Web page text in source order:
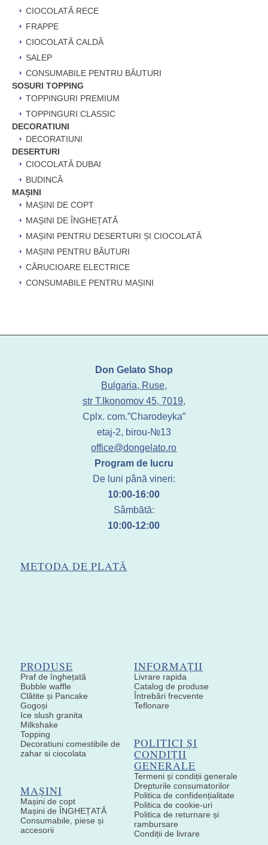
CIOCOLATĂ RECE
FRAPPE
CIOCOLATĂ CALDĂ
SALEP
CONSUMABILE PENTRU BĂUTURI
SOSURI TOPPING
TOPPINGURI PREMIUM
TOPPINGURI CLASSIC
DECORATIUNI
DECORATIUNI
DESERTURI
CIOCOLATĂ DUBAI
BUDINCĂ
MAȘINI
MAȘINI DE COPT
MAȘINI DE ÎNGHEȚATĂ
MAȘINI PENTRU DESERTURI ȘI CIOCOLATĂ
MAȘINI PENTRU BĂUTURI
CĂRUCIOARE ELECTRICE
CONSUMABILE PENTRU MAȘINI
Don Gelato Shop
Bulgaria, Ruse,
str T.Ikonomov 45, 7019,
Cplx. com.”Charodeyka”
etaj-2, birou-№13
office@dongelato.ro
Program de lucru
De luni până vineri:
10:00-16:00
Sâmbătă:
10:00-12:00
METODA DE PLATĂ
PRODUSE
Praf de înghețată
Bubble waffle
Clătite și Pancake
Gogoși
Ice slush granita
Milkshake
Topping
Decoratiuni comestibile de
zahar si ciocolata
MAȘINI
Mașini de copt
Mașini de ÎNGHEȚATĂ
Consumabile, piese și
accesorii
INFORMAȚII
Livrare rapida
Catalog de produse
Întrebări frecvente
Teflonare
POLITICI ȘI
CONDIȚII
GENERALE
Termeni și condiții generale
Drepturile consumatorilor
Politica de confidențialitate
Politica de cookie-uri
Politica de returnare și
rambursare
Condiții de livrare